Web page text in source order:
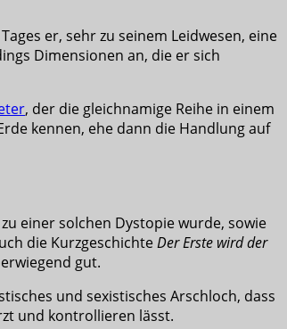
er, sehr zu seinem Leidwesen, eine
Dimensionen an, die er sich
, der die gleichnamige Reihe in einem
kennen, ehe dann die Handlung auf
einer solchen Dystopie wurde, sowie
die KurzgeschichteDer Erste wird der
gut.
und sexistisches Arschloch, dass
und kontrollieren lässt.